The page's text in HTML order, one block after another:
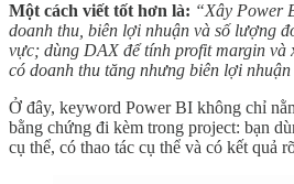
Một cách viết tốt hơn là: “Xây Power
doanh thu, biên lợi nhuận và số lượng
vực; dùng DAX để tính profit margin và
có doanh thu tăng nhưng biên lợi
Ở đây, keyword Power BI không chỉ
bằng chứng đi kèm trong project: bạn
cụ thể, có thao tác cụ thể và có kết quả